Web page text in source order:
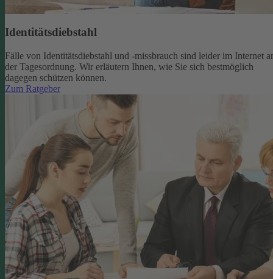
Identitätsdiebstahl
Fälle von Identitätsdiebstahl und -missbrauch sind leider im Internet
der Tagesordnung. Wir erläutern Ihnen, wie Sie sich bestmöglich
dagegen schützen können.
Zum Ratgeber